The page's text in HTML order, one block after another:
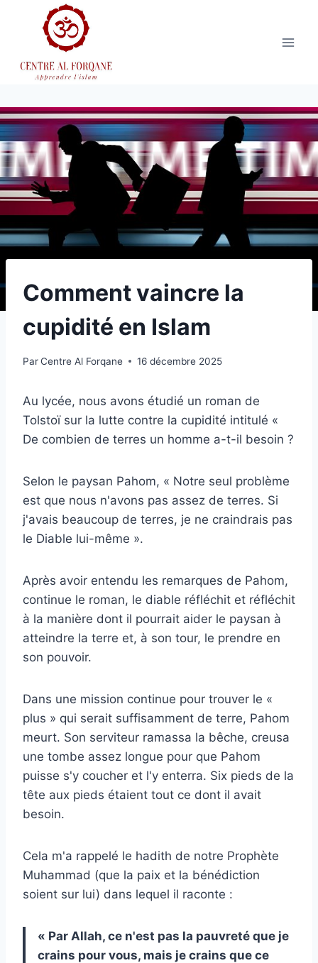
Comment vaincre la
cupidité en Islam
ParCentre Al Forqane 16 décembre 2025
Au lycée, nous avons étudié un roman de
Tolstoï sur la lutte contre la cupidité intitulé «
De combien de terres un homme a-t-il besoin ?
Selon le paysan Pahom, « Notre seul problème
est que nous n'avons pas assez de terres. Si
j'avais beaucoup de terres, je ne craindrais pas
le Diable lui-même ».
Après avoir entendu les remarques de Pahom,
continue le roman, le diable réfléchit et réfléchit
à la manière dont il pourrait aider le paysan à
atteindre la terre et, à son tour, le prendre en
son pouvoir.
Dans une mission continue pour trouver le «
plus » qui serait suffisamment de terre, Pahom
meurt. Son serviteur ramassa la bêche, creusa
une tombe assez longue pour que Pahom
puisse s'y coucher et l'y enterra. Six pieds de la
tête aux pieds étaient tout ce dont il avait
besoin.
Cela m'a rappelé le hadith de notre Prophète
Muhammad (que la paix et la bénédiction
soient sur lui) dans lequel il raconte :
« Par Allah, ce n'est pas la pauvreté que je
crains pour vous, mais je crains que ce